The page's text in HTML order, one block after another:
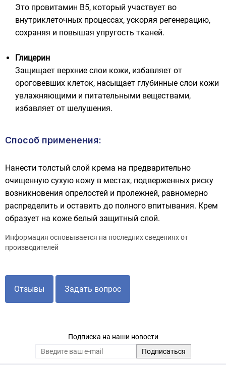
Это провитамин В5, который участвует во
внутриклеточных процессах, ускоряя регенерацию,
сохраняя и повышая упругость тканей.
Глицерин
Защищает верхние слои кожи, избавляет от
ороговевших клеток, насыщает глубинные слои кожи
увлажняющими и питательными веществами,
избавляет от шелушения.
Способ применения:
Нанести толстый слой крема на предварительно
очищенную сухую кожу в местах, подверженных риску
возникновения опрелостей и пролежней, равномерно
распределить и оставить до полного впитывания. Крем
образует на коже белый защитный слой.
Информация основывается на последних сведениях от
производителей
Отзывы Задать вопрос
Подписка на наши новости